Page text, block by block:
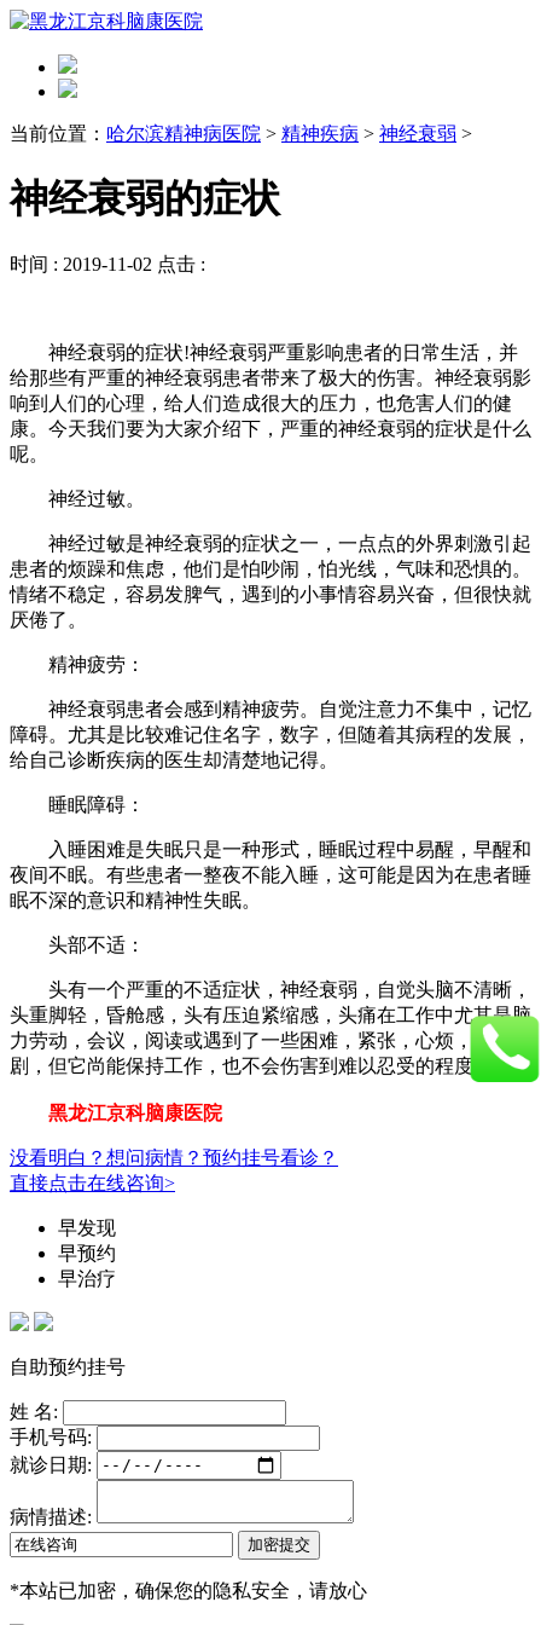
当前位置： 哈尔滨精神病医院 > 精神疾病 > 神经衰弱 >
神经衰弱的症状
时间 : 2019-11-02 点击 :
神经衰弱的症状!神经衰弱严重影响患者的日常生活，并
给那些有严重的神经衰弱患者带来了极大的伤害。神经衰弱影
响到人们的心理，给人们造成很大的压力，也危害人们的健
康。今天我们要为大家介绍下，严重的神经衰弱的症状是什么
呢。
神经过敏。
神经过敏是神经衰弱的症状之一，一点点的外界刺激引起
患者的烦躁和焦虑，他们是怕吵闹，怕光线，气味和恐惧的。
情绪不稳定，容易发脾气，遇到的小事情容易兴奋，但很快就
厌倦了。
精神疲劳：
神经衰弱患者会感到精神疲劳。自觉注意力不集中，记忆
障碍。尤其是比较难记住名字，数字，但随着其病程的发展，
给自己诊断疾病的医生却清楚地记得。
睡眠障碍：
入睡困难是失眠只是一种形式，睡眠过程中易醒，早醒和
夜间不眠。有些患者一整夜不能入睡，这可能是因为在患者睡
眠不深的意识和精神性失眠。
头部不适：
头有一个严重的不适症状，神经衰弱，自觉头脑不清晰，
头重脚轻，昏舱感，头有压迫紧缩感，头痛在工作中尤其是脑
力劳动，会议，阅读或遇到了一些困难，紧张，心烦，焦虑加
剧，但它尚能保持工作，也不会伤害到难以忍受的程度。
黑龙江京科脑康医院
没看明白？想问病情？预约挂号看诊？
直接点击在线咨询>
早发现
早预约
早治疗
自助预约挂号
姓 名:
手机号码:
就诊日期:
病情描述:
*本站已加密，确保您的隐私安全，请放心